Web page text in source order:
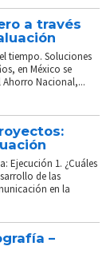
a través
tiempo. Soluciones
en México se
Ahorro Nacional,...
Ejecución 1. ¿Cuáles
de las
en la
–